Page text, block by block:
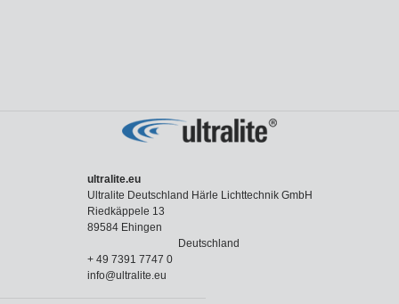
ultralite.eu
Ultralite Deutschland Härle Lichttechnik GmbH
Riedkäppele 13
89584 Ehingen
Deutschland
+ 49 7391 7747 0
info@ultralite.eu